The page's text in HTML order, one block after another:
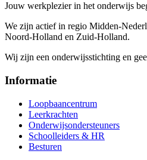
Jouw werkplezier in het onderwijs
We zijn actief in regio Midden-
Noord-Holland en Zuid-Holland.
Wij zijn een onderwijsstichting en
Informatie
Loopbaancentrum
Leerkrachten
Onderwijsondersteuners
Schoolleiders & HR
Besturen